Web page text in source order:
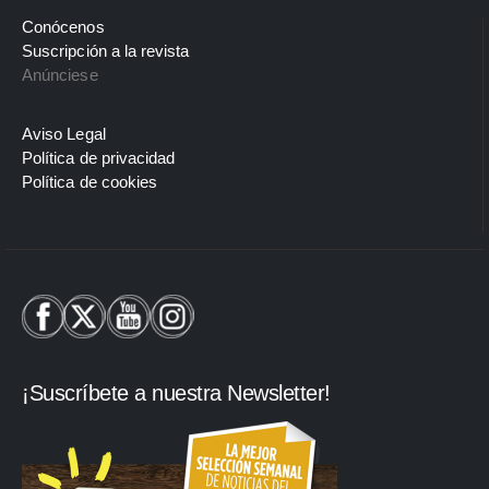
Conócenos
Suscripción a la revista
Anúnciese
Aviso Legal
Política de privacidad
Política de cookies
¡Suscríbete a nuestra Newsletter!